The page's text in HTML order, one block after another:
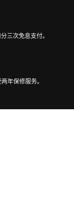
三次免息支付。
年保修服务。